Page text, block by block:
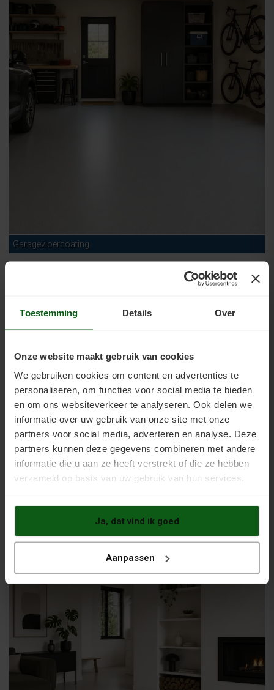
Toestemming Details Over
Onze website maakt gebruik van cookies
We gebruiken cookies om content en advertenties te
personaliseren, om functies voor social media te bieden
en om ons websiteverkeer te analyseren. Ook delen we
informatie over uw gebruik van onze site met onze
partners voor social media, adverteren en analyse. Deze
partners kunnen deze gegevens combineren met andere
informatie die u aan ze heeft verstrekt of die ze hebben
verzameld op basis van uw gebruik van hun services.
Ja, dat vind ik goed
Aanpassen
Garagevloercoating
Grindvloercoating